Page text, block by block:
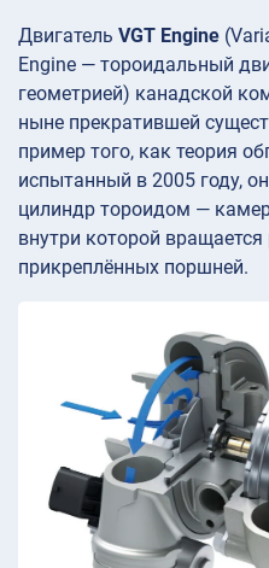
Двигатель VGT Engine
Engine — тороидальный
геометрией) канадской
ныне прекратившей
пример того, как теория
испытанный в 2005 году,
цилиндр тороидом —
внутри которой вращается
прикреплённых поршней.